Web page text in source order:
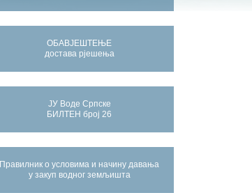
ОБАВЈЕШТЕЊЕ
достава рјешења
ЈУ Воде Српске
БИЛТЕН број 26
Правилник о условима и начину давања
у закуп водног земљишта